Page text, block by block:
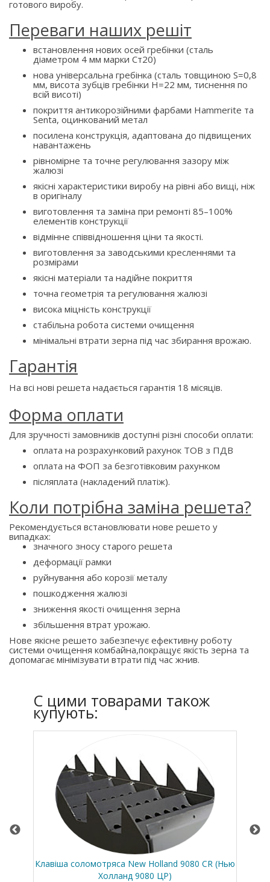
готового виробу.
Переваги наших решіт
встановлення нових осей гребінки (сталь
діаметром 4 мм марки Ст20)
нова універсальна гребінка (сталь товщиною S=0,8
мм, висота зубців гребінки H=22 мм, тиснення по
всій висоті)
покриття антикорозійними фарбами Hammerite та
Senta, оцинкований метал
посилена конструкція, адаптована до підвищених
навантажень
рівномірне та точне регулювання зазору між
жалюзі
якісні характеристики виробу на рівні або вищі, ніж
в оригіналу
виготовлення та заміна при ремонті 85–100%
елементів конструкції
відмінне співвідношення ціни та якості.
виготовлення за заводськими кресленнями та
розмірами
якісні матеріали та надійне покриття
точна геометрія та регулювання жалюзі
висока міцність конструкції
стабільна робота системи очищення
мінімальні втрати зерна під час збирання врожаю.
Гарантія
На всі нові решета надається гарантія 18 місяців.
Форма оплати
Для зручності замовників доступні різні способи оплати:
оплата на розрахунковий рахунок ТОВ з ПДВ
оплата на ФОП за безготівковим рахунком
післяплата (накладений платіж).
Коли потрібна заміна решета?
Рекомендується встановлювати нове решето у
випадках:
значного зносу старого решета
деформації рамки
руйнування або корозії металу
пошкодження жалюзі
зниження якості очищення зерна
збільшення втрат урожаю.
Нове якісне решето забезпечує ефективну роботу
системи очищення комбайна,покращує якість зерна та
допомагає мінімізувати втрати під час жнив.
C цими товарами також
купують:
Клавіша соломотряса New Holland 9080 CR (Нью
Холланд 9080 ЦР)